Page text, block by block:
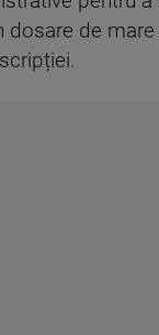
dosare de